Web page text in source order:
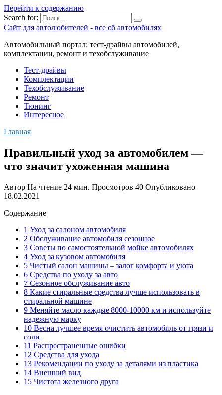
Перейти к содержанию
Search for:
Сайт для автолюбителей - все об автомобилях
Автомобильный портал: тест-драйвы автомобилей,
комплектации, ремонт и техобслуживание
Тест-драйвы
Комплектации
Техобслуживание
Ремонт
Тюнинг
Интересное
Главная
Правильный уход за автомобилем —
что значит ухоженная машина
Автор На чтение 24 мин. Просмотров 40 Опубликовано
18.02.2021
Содержание
1 Уход за салоном автомобиля
2 Обслуживание автомобиля сезонное
3 Советы по самостоятельной мойке автомобилях
4 Уход за кузовом автомобиля
5 Чистый салон машины – залог комфорта и уюта
6 Средства по уходу за авто
7 Сезонное обслуживание авто
8 Какие стиральные средства лучше использовать в
стиральной машине
9 Меняйте масло каждые 8000-10000 км и используйте
надежную марку
10 Весна лучшее время очистить автомобиль от грязи и
соли.
11 Распространенные ошибки
12 Средства для ухода
13 Рекомендации по уходу за деталями из пластика
14 Внешний вид
15 Чистота железного друга